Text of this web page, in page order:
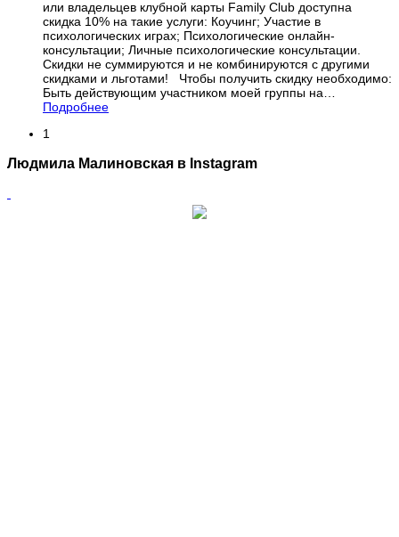
или владельцев клубной карты Family Club доступна
скидка 10% на такие услуги: Коучинг; Участие в
психологических играх; Психологические онлайн-
консультации; Личные психологические консультации.
Скидки не суммируются и не комбинируются с другими
скидками и льготами! Чтобы получить скидку необходимо:
Быть действующим участником моей группы на
Подробнее
1
Людмила Малиновская в Instagram